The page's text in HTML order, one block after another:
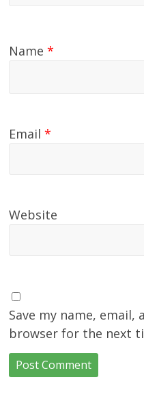
Name*
Email*
Website
Save my name,
browser for the next